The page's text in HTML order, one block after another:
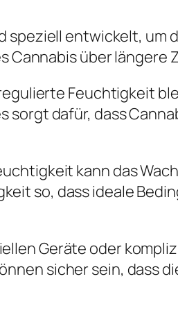
speziell entwickelt, um
über längere
Feuchtigkeit
sorgt dafür, dass
kann das
so, dass ideale
Geräte oder
sicher sein, dass